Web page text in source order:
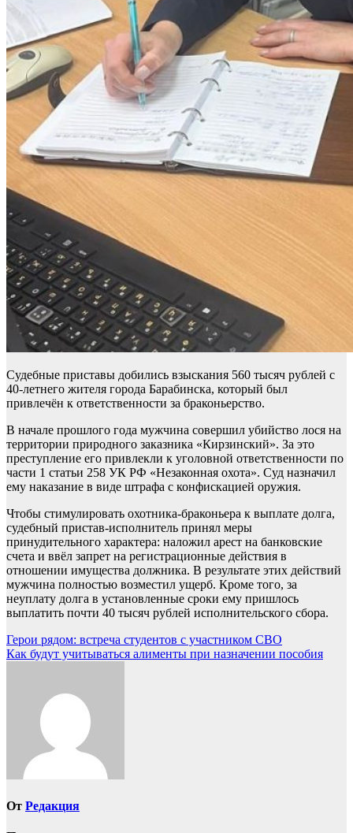
Судебные приставы добились взыскания 560 тысяч рублей с
40-летнего жителя города Барабинска, который был
привлечён к ответственности за браконьерство.
В начале прошлого года мужчина совершил убийство лося на
территории природного заказника «Кирзинский». За это
преступление его привлекли к уголовной ответственности по
части 1 статьи 258 УК РФ «Незаконная охота». Суд назначил
ему наказание в виде штрафа с конфискацией оружия.
Чтобы стимулировать охотника-браконьера к выплате долга,
судебный пристав-исполнитель принял меры
принудительного характера: наложил арест на банковские
счета и ввёл запрет на регистрационные действия в
отношении имущества должника. В результате этих действий
мужчина полностью возместил ущерб. Кроме того, за
неуплату долга в установленные сроки ему пришлось
выплатить почти 40 тысяч рублей исполнительского сбора.
Навигация
по
Герои рядом: встреча студентов с участником СВО
Как будут учитываться алименты при назначении пособия
От Редакция